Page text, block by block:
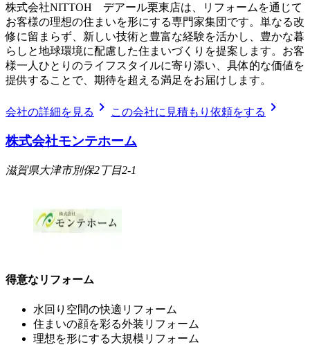
株式会社NITTOH デアール栗東店は、リフォームを通じて
お客様の理想の住まいを形にする専門家集団です。単なる改
修に留まらず、新しい技術と豊富な経験を活かし、豊かな暮
らしと地球環境に配慮した住まいづくりを提案します。お客
様一人ひとりのライフスタイルに寄り添い、具体的な価値を
提供することで、期待を超える満足をお届けします。
会社の詳細を見る chevron_right この会社に見積もり依頼をする chevron_right
株式会社モンテホーム
滋賀県大津市別保2丁目2-1
得意なリフォーム
水回り空間の快適リフォーム
住まいの顔を彩る外装リフォーム
理想を形にする大規模リフォーム